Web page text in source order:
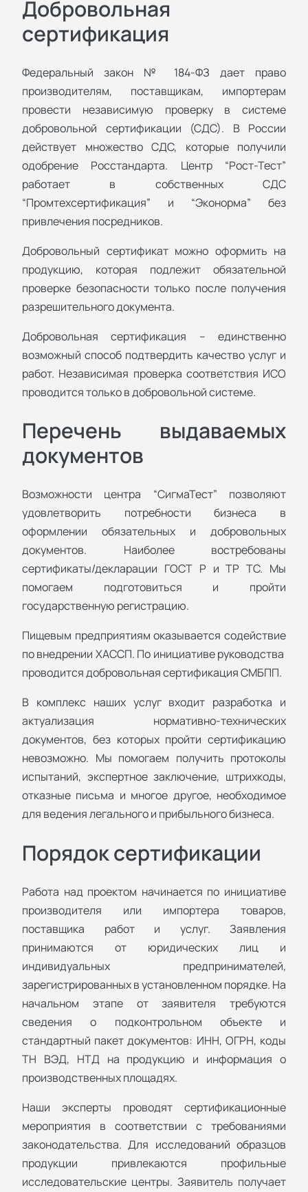
Добровольная
сертификация
Федеральный закон № 184-ФЗ дает право
производителям, поставщикам, импортерам
провести независимую проверку в системе
добровольной сертификации (СДС). В России
действует множество СДС, которые получили
одобрение Росстандарта. Центр “Рост-Тест”
работает в собственных СДС
“Промтехсертификация” и “Эконорма” без
привлечения посредников.
Добровольный сертификат можно оформить на
продукцию, которая подлежит обязательной
проверке безопасности только после получения
разрешительного документа.
Добровольная сертификация – единственно
возможный способ подтвердить качество услуг и
работ. Независимая проверка соответствия ИСО
проводится только в добровольной системе.
Перечень выдаваемых
документов
Возможности центра “СигмаТест” позволяют
удовлетворить потребности бизнеса в
оформлении обязательных и добровольных
документов. Наиболее востребованы
сертификаты/декларации ГОСТ Р и ТР ТС. Мы
помогаем подготовиться и пройти
государственную регистрацию.
Пищевым предприятиям оказывается содействие
по внедрении ХАССП. По инициативе руководства
проводится добровольная сертификация СМБПП.
В комплекс наших услуг входит разработка и
актуализация нормативно-технических
документов, без которых пройти сертификацию
невозможно. Мы помогаем получить протоколы
испытаний, экспертное заключение, штрихкоды,
отказные письма и многое другое, необходимое
для ведения легального и прибыльного бизнеса.
Порядок сертификации
Работа над проектом начинается по инициативе
производителя или импортера товаров,
поставщика работ и услуг. Заявления
принимаются от юридических лиц и
индивидуальных предпринимателей,
зарегистрированных в установленном порядке. На
начальном этапе от заявителя требуются
сведения о подконтрольном объекте и
стандартный пакет документов: ИНН, ОГРН, коды
ТН ВЭД, НТД на продукцию и информация о
производственных площадях.
Наши эксперты проводят сертификационные
мероприятия в соответствии с требованиями
законодательства. Для исследований образцов
продукции привлекаются профильные
исследовательские центры. Заявитель получает